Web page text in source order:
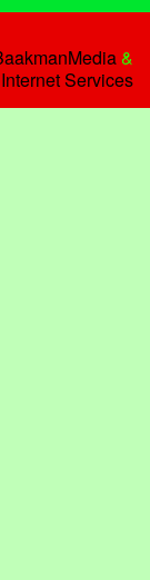
&
Services